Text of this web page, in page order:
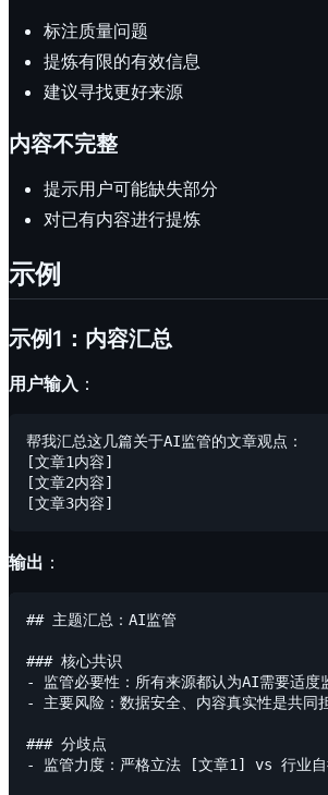
标注质量问题
提炼有限的有效信息
建议寻找更好来源
内容不完整
提示用户可能缺失部分
对已有内容进行提炼
示例
示例1：内容汇总
用户输入 ：
帮我汇总这几篇关于AI监管的文章观点：
[文章1内容]
[文章2内容]
输出 ：
## 主题汇总：AI监管
### 核心共识
- 监管必要性：所有来源都认为AI需要适
- 主要风险：数据安全、内容真实性是共
### 分歧点
- 监管力度：严格立法 [文章1] vs 行业